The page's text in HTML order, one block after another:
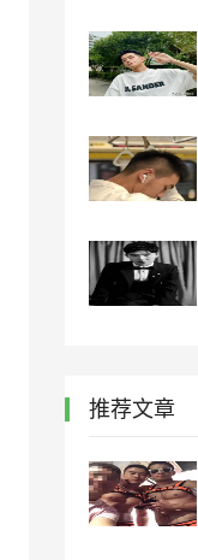
推荐文章